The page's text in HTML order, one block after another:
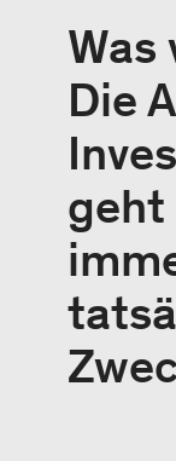
Die
geht